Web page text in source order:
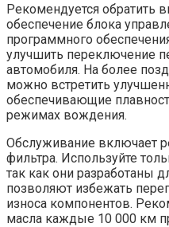
Рекомендуется обратить
обеспечение блока
программного
улучшить переключение
автомобиля. На более
можно встретить
обеспечивающие
режимах вождения.
Обслуживание включает
фильтра. Используйте
так как они разработаны
позволяют избежать
износа компонентов.
масла каждые 10 000 км